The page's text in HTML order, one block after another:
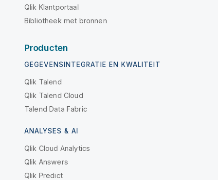
Qlik Klantportaal
Bibliotheek met bronnen
Producten
GEGEVENSINTEGRATIE EN KWALITEIT
Qlik Talend
Qlik Talend Cloud
Talend Data Fabric
ANALYSES & AI
Qlik Cloud Analytics
Qlik Answers
Qlik Predict